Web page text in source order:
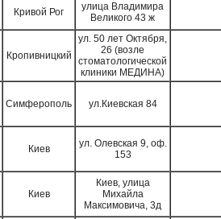
Кривой Рог
улица Владимира
Великого 43 ж
Кропивницкий
ул. 50 лет Октября,
26 (возле
стоматологической
клиники МЕДИНА)
Симферополь ул.Киевская 84
Киев
ул. Олевская 9, оф.
153
Киев
Киев, улица
Михайла
Максимовича, 3д